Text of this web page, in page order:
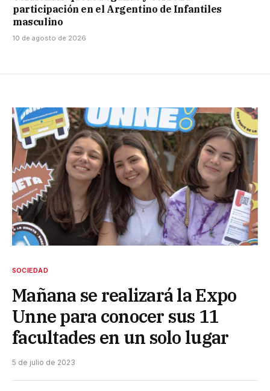
participación en el Argentino de Infantiles
masculino
10 de agosto de 2026
SOCIEDAD
Mañana se realizará la Expo
Unne para conocer sus 11
facultades en un solo lugar
5 de julio de 2023